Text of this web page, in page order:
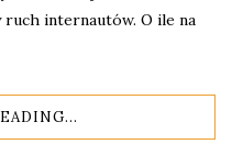
ruch internautów. O ile na